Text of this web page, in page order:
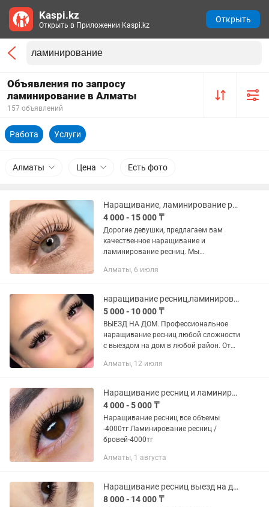
Объявления по запросу
ламинирование в Алматы
157 объявлений
Работа Услуги
Алматы Цена Есть фото
Наращивание, ламинирование ресниц
4 000 - 15 000 ₸
Дорогие девушки, предлагаем вам
качественное наращивание и
ламинирование ресниц. Мы
салонах красоты по двум адресам:
Одноразовые простыни,...
Алматы, 6 июля
наращивание ресниц,ламинирование ресниц и бровей,шугаринг на все тело
5 000 - 10 000 ₸
ВЫЕЗД НА ДОМ. Профессиональное
наращивание ресниц любой сложности
с выездом на дом в любой район. От
желанию! Работа выполняется
Алматы, 12 июля
Наращивание ресниц и ламинирование
4 000 - 5 000 ₸
Наращивание ресниц все объемы
-4000тг Ламинирование ресниц /
бровей-4000тг
Алматы, 1 августа
Наращивание ресниц выезд на дом, ламинирование ресниц и бровей
8 000 - 14 000 ₸
Kaspi.kz
Открыть в Приложении Kaspi.kz
Открыть